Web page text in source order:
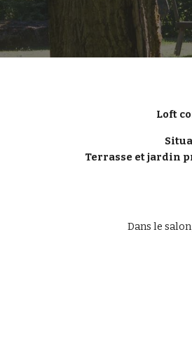
Loft
Terrasse et jardin
Dans le